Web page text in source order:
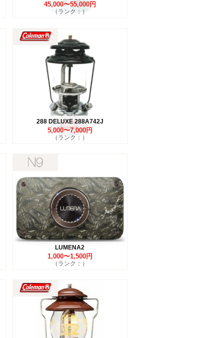
45,000〜55,000円
（ランク：）
288 DELUXE 288A742J
5,000〜7,000円
（ランク：）
LUMENA2
1,000〜1,500円
（ランク：）